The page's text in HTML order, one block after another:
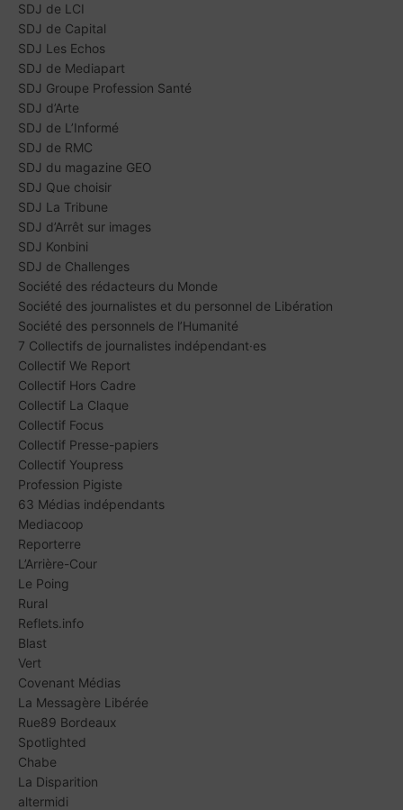
SDJ de LCI
SDJ de Capital
SDJ Les Echos
SDJ de Mediapart
SDJ Groupe Profession Santé
SDJ d’Arte
SDJ de L’Informé
SDJ de RMC
SDJ du magazine GEO
SDJ Que choisir
SDJ La Tribune
SDJ d’Arrêt sur images
SDJ Konbini
SDJ de Challenges
Société des rédacteurs du Monde
Société des journalistes et du personnel de Libération
Société des personnels de l’Humanité
7 Collectifs de journalistes indépendant·es
Collectif We Report
Collectif Hors Cadre
Collectif La Claque
Collectif Focus
Collectif Presse-papiers
Collectif Youpress
Profession Pigiste
63 Médias indépendants
Mediacoop
Reporterre
L’Arrière-Cour
Le Poing
Rural
Reflets.info
Blast
Vert
Covenant Médias
La Messagère Libérée
Rue89 Bordeaux
Spotlighted
Chabe
La Disparition
altermidi